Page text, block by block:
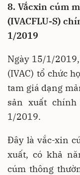
8. Vắcxin cúm
(IVACFLU-S)
1/2019
Ngày 15/1/
(IVAC) tổ chức
tam giá dạng
sản xuất
1/2019.
Đây là vắc-xin
xuất, có khả
cúm thông